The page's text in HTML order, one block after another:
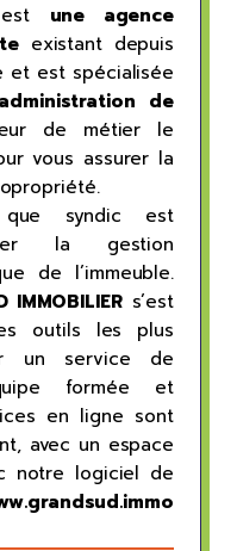
une agence
existant depuis
et est spécialisée
de
de métier le
vous assurer la
syndic est
la gestion
de l’immeuble.
IMMOBILIERs’est
outils les plus
un service de
formée et
en ligne sont
avec un espace
notre logiciel de